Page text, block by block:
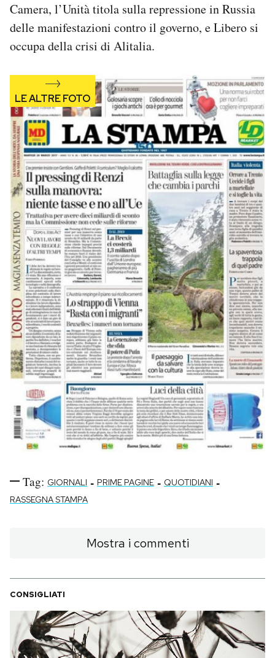
Regala il Post
Hai bisogno di aiuto?
Esci
Camera, l’Unità titola sulla repressione in Russia
delle manifestazioni contro il governo, e Libero si
occupa della crisi di Alitalia.
Tag: GIORNALI - PRIME PAGINE - QUOTIDIANI -
RASSEGNA STAMPA
Mostra i commenti
CONSIGLIATI